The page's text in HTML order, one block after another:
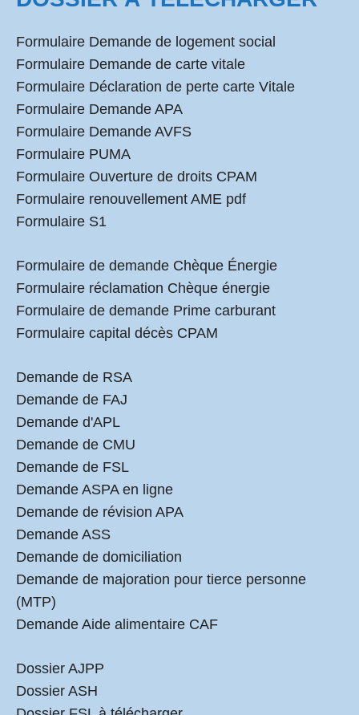
Formulaire Demande de logement social
Formulaire Demande de carte vitale
Formulaire Déclaration de perte carte Vitale
Formulaire Demande APA
Formulaire Demande AVFS
Formulaire PUMA
Formulaire Ouverture de droits CPAM
Formulaire renouvellement AME pdf
Formulaire S1
Formulaire de demande Chèque Énergie
Formulaire réclamation Chèque énergie
Formulaire de demande Prime carburant
Formulaire capital décès CPAM
Demande de RSA
Demande de FAJ
Demande d'APL
Demande de CMU
Demande de FSL
Demande ASPA en ligne
Demande de révision APA
Demande ASS
Demande de domiciliation
Demande de majoration pour tierce personne
(MTP)
Demande Aide alimentaire CAF
Dossier AJPP
Dossier ASH